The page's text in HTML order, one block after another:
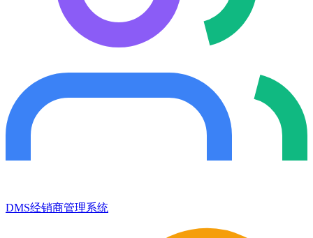
DMS经销商管理系统